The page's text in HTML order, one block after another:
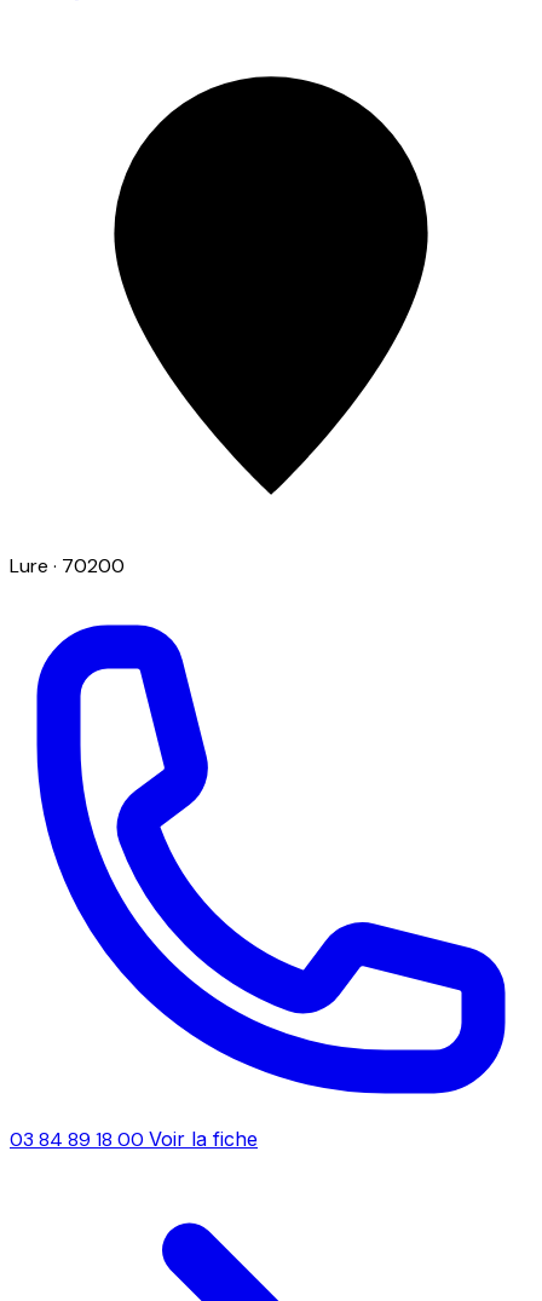
Lure · 70200
03 84 89 18 00 Voir la fiche